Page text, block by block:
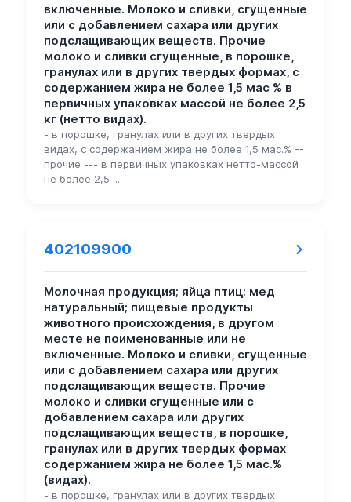
включенные. Молоко и сливки, сгущенные
или с добавлением сахара или других
подслащивающих веществ. Прочие
молоко и сливки сгущенные, в порошке,
гранулах или в других твердых формах, с
содержанием жира не более 1,5 мас % в
первичных упаковках массой не более 2,5
кг (нетто видах).
- в порошке, гранулах или в других твердых
видах, с содержанием жира не более 1,5 мас.% --
прочие --- в первичных упаковках нетто-массой
не более 2,5 ...
402109900
Молочная продукция; яйца птиц; мед
натуральный; пищевые продукты
животного происхождения, в другом
месте не поименованные или не
включенные. Молоко и сливки, сгущенные
или с добавлением сахара или других
подслащивающих веществ. Прочие
молоко и сливки сгущенные или с
добавлением сахара или других
подслащивающих веществ, в порошке,
гранулах или в других твердых формах
содержанием жира не более 1,5 мас.%
(видах).
- в порошке, гранулах или в других твердых